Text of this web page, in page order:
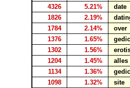
4326
5.21%
date
1826
2.19%
1784
2.14%
over
1376
1.65%
1302
1.56%
1204
1.45%
alles
1134
1.36%
1098
1.32%
site